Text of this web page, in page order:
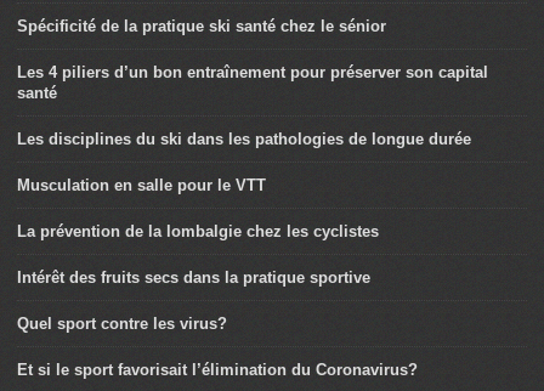
Spécificité de la pratique ski santé chez le sénior
Les 4 piliers d’un bon entraînement pour préserver son capital
santé
Les disciplines du ski dans les pathologies de longue durée
Musculation en salle pour le VTT
La prévention de la lombalgie chez les cyclistes
Intérêt des fruits secs dans la pratique sportive
Quel sport contre les virus?
Et si le sport favorisait l’élimination du Coronavirus?